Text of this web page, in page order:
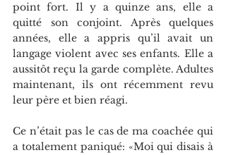
point fort. Il y a quinze ans, elle a
quitté son conjoint. Après quelques
années, elle a appris qu’il avait un
langage violent avec ses enfants. Elle a
aussitôt reçu la garde complète. Adultes
maintenant, ils ont récemment revu
leur père et bien réagi.
Ce n’était pas le cas de ma coachée qui
a totalement paniqué: «Moi qui disais à